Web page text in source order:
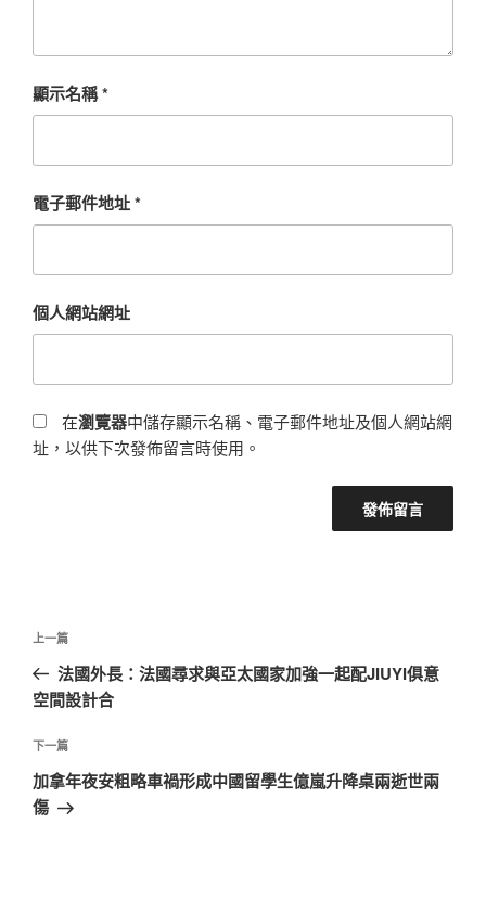
顯示名稱*
電子郵件地址*
個人網站網址
在瀏覽器中儲存顯示名稱、電子郵件地址及個人網站網
址，以供下次發佈留言時使用。
文
導
覽
上
一
篇
章
上一篇
法國外長：法國尋求與亞太國家加強一起配JIUYI俱意
空間設計合
下
一
篇
下一篇
加拿年夜安粗略車禍形成中國留學生億嵐升降桌兩逝世兩
傷